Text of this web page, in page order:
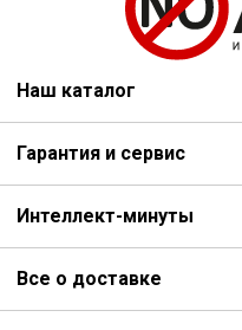
Наш каталог
Гарантия и сервис
Интеллект-минуты
Все о доставке